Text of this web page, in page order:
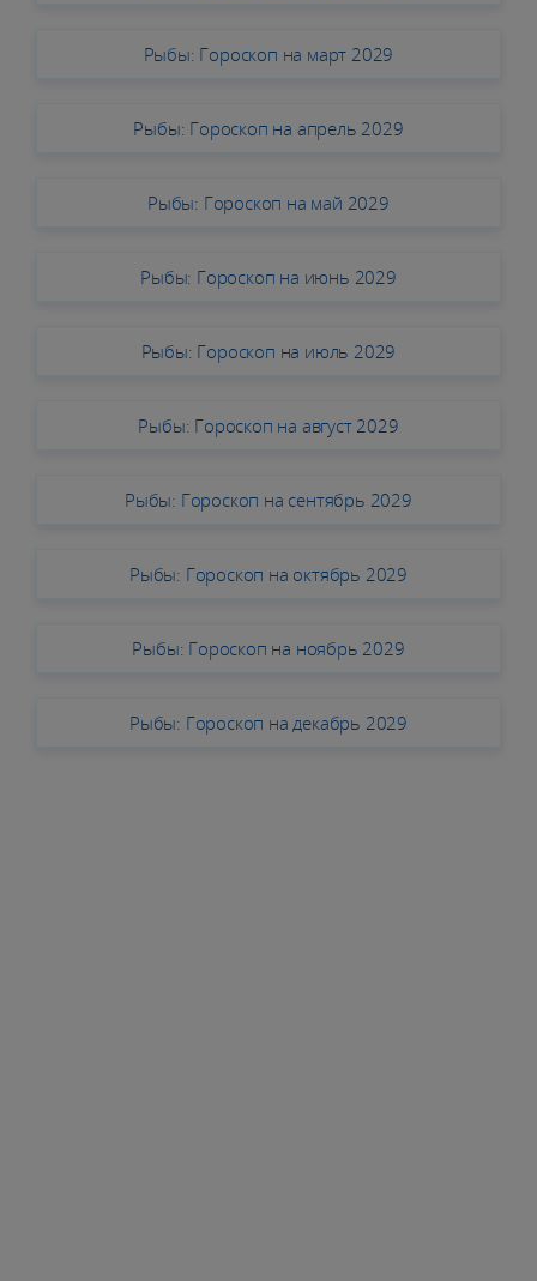
Рыбы: Гороскоп на март 2029
Рыбы: Гороскоп на апрель 2029
Рыбы: Гороскоп на май 2029
Рыбы: Гороскоп на июнь 2029
Рыбы: Гороскоп на июль 2029
Рыбы: Гороскоп на август 2029
Рыбы: Гороскоп на сентябрь 2029
Рыбы: Гороскоп на октябрь 2029
Рыбы: Гороскоп на ноябрь 2029
Рыбы: Гороскоп на декабрь 2029